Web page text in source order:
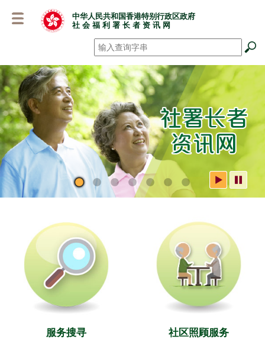
容
中华人民共和国香港特别行政区政府
社 会 福 利 署 长 者 资 讯 网
搜寻 *
社署长者资讯网
服务搜寻 社区照顾服务